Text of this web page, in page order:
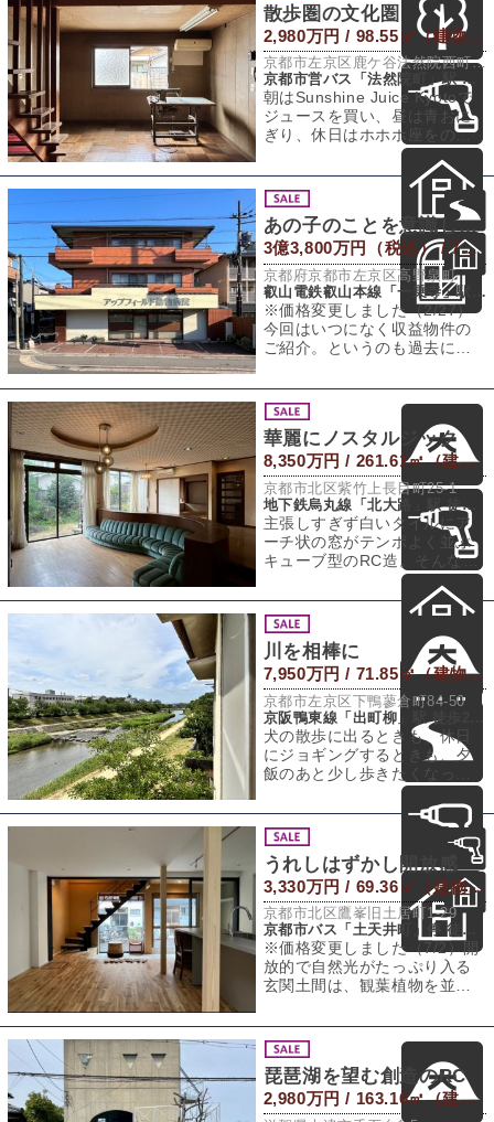
散歩圏の文化圏
2,980万円 / 98.55㎡（建物） 86.31㎡（敷地）
京都市左京区鹿ケ谷法然院西町66-1
京都市営バス「法然院町」駅 徒歩3分
朝はSunshine Juice Kyotoで
ジュースを買い、昼は青おに
ぎり、休日はホホホ座をのぞ
く。哲学の道までは徒歩
あの子のことを意識して。［収益マンション］
3億3,800万円（税込） / 772.57㎡（建物） 571.47㎡（敷地）
京都府京都市左京区高野泉町
叡山電鉄叡山本線「一乗寺」駅 徒歩8分
※価格変更しました（2/27）
今回はいつになく収益物件の
ご紹介。というのも過去に同
させてもらっ
華麗にノスタルジック
8,350万円 / 261.61㎡（建物） 257.85㎡（敷地）
京都市北区紫竹上長目町25-1
地下鉄烏丸線「北大路」駅 徒歩14分
主張しすぎず白いタイルにア
ーチ状の窓がテンポよく並ぶ
キューブ型のRC造。そんな外
観と間取図との組み合わせか
ら、内装が少し
川を相棒に
7,950万円 / 71.85㎡（建物） 72.95㎡（敷地）
京都市左京区下鴨蓼倉町84-50
犬の散歩に出るときも、休日
にジョギングするときも、夕
飯のあと少し歩きたくなった
ときも、玄関を出ればそこは
もう高野川。窓の
うれしはずかし開放感
3,330万円 / 69.36㎡（建物） 62.8㎡（敷地）
京都市北区鷹峯旧土居町1‐29
京都市バス「土天井町」停 徒歩3分
※価格変更しました（7/2）開
放的で自然光がたっぷり入る
玄関土間は、観葉植物を並べ
けのテーブ
琵琶湖を望む創造のRC
2,980万円 / 163.16㎡（建物） 172.15㎡（敷地）